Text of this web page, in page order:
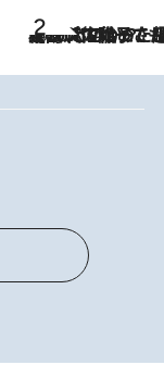
2026.8.5
【阿川佐和子さんの年とる力】なぜ70代で始めた趣味は“こんなに楽しい”のか？ ピアノ、俳句…スランプに陥っても続けられる“ある秘訣”とは